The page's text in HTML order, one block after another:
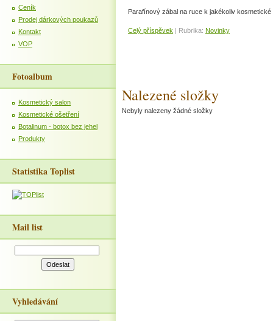
Parafínový zábal na ruce k jakékoliv
Celý příspěvek | Rubrika: Novinky
Nalezené složky
Nebyly nalezeny žádné složky
Ceník
Prodej dárkových poukazů
Kontakt
VOP
Fotoalbum
Kosmetický salon
Kosmetické ošetření
Botalinum - botox bez jehel
Produkty
Statistika Toplist
Mail list
Vyhledávání